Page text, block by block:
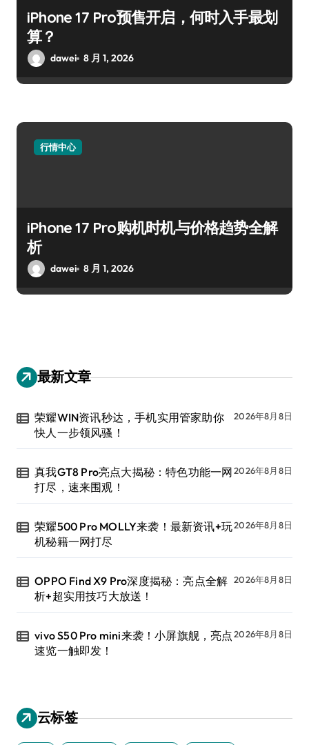
iPhone 17 Pro预售开启，何时入手最划
算？
dawei 8 月 1, 2026
行情中心
iPhone 17 Pro购机时机与价格趋势全解
析
dawei 8 月 1, 2026
最新文章
荣耀WIN资讯秒达，手机实用管家助你
快人一步领风骚！
2026年8月8日
真我GT8 Pro亮点大揭秘：特色功能一网
打尽，速来围观！
2026年8月8日
荣耀500 Pro MOLLY来袭！最新资讯+玩
机秘籍一网打尽
2026年8月8日
OPPO Find X9 Pro深度揭秘：亮点全解
析+超实用技巧大放送！
2026年8月8日
vivo S50 Pro mini来袭！小屏旗舰，亮点
速览一触即发！
2026年8月8日
云标签